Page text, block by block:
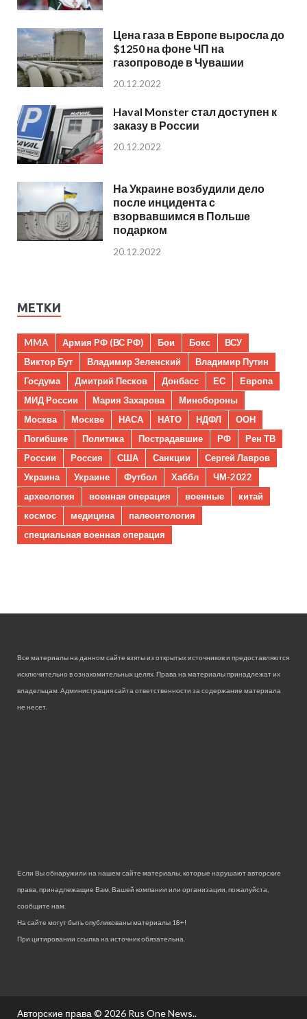
Цена газа в Европе выросла до
$1250 на фоне ЧП на
газопроводе в Чувашии
20.12.2022
Haval Monster стал доступен к
заказу в России
20.12.2022
На Украине возбудили дело
после инцидента с
взорвавшимся в Польше
подарком
20.12.2022
МЕТКИ
MMA Армия РФ (ВС РФ) Бои Бокс
ВСУ
Виктор Бут
Владимир Зеленский
Владимир Путин
Госдума
Дмитрий Песков Донбасс ЕС
Европа
МИД России
Мария Захарова
Минобороны
Москва
Москве НАСА НАТО НДФЛ
ООН
Погибшие
Политика Пострадавшие РФ
Рен ТВ
России
Россия США Санкции
Сергей Лавров
Украина
Украине Футбол Хаббл
ЧМ-2022
археология
военная операция военные
китай
космос
медицина
палеонтология
специальная военная операция
Все материалы на данном сайте взяты из открытых источников и предоставляются
исключительно в ознакомительных целях. Права на материалы принадлежат их
владельцам. Администрация сайта ответственности за содержание материала
не несет.
Если Вы обнаружили на нашем сайте материалы, которые нарушают авторские
права, принадлежащие Вам, Вашей компании или организации, пожалуйста,
сообщите нам.
На сайте могут быть опубликованы материалы 18+!
При цитировании ссылка на источник обязательна.
Авторские права © 2026 Rus One News..